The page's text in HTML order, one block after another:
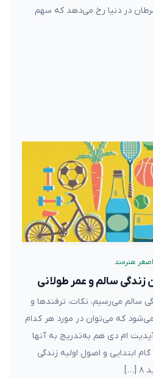
سرطان در دنیا رخ می‌دهد که سهم
هنرمند
سالم می‌رسیم، نکات، ترفند‌ها و
که می‌توان در مورد هر کدام
ام دی هم به‌تدریج به آنها
ابتدایی و اصول اولیه زندگی
[…]